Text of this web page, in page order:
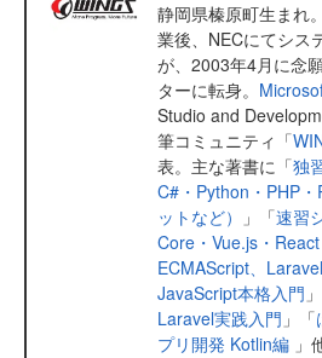
静岡県榛原町生まれ
業後、NECにてシス
が、2003年4月に念
ターに転身。
Studio and
筆コミュニティ「
表。主な著書に「独
C#・Python・PHP
ットなど）
」「速習
Core・Vue.js・
ECMAScript、Laravel
JavaScript本格入門
Laravel実践入門 」「
プリ開発 Kotlin編 」